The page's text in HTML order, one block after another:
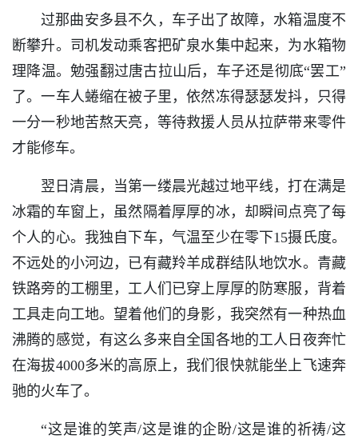
过那曲安多县不久，车子出了故障，水箱温度不
断攀升。司机发动乘客把矿泉水集中起来，为水箱物
理降温。勉强翻过唐古拉山后，车子还是彻底“罢工”
了。一车人蜷缩在被子里，依然冻得瑟瑟发抖，只得
一分一秒地苦熬天亮，等待救援人员从拉萨带来零件
才能修车。
翌日清晨，当第一缕晨光越过地平线，打在满是
冰霜的车窗上，虽然隔着厚厚的冰，却瞬间点亮了每
个人的心。我独自下车，气温至少在零下15摄氏度。
不远处的小河边，已有藏羚羊成群结队地饮水。青藏
铁路旁的工棚里，工人们已穿上厚厚的防寒服，背着
工具走向工地。望着他们的身影，我突然有一种热血
沸腾的感觉，有这么多来自全国各地的工人日夜奔忙
在海拔4000多米的高原上，我们很快就能坐上飞速奔
驰的火车了。
“这是谁的笑声/这是谁的企盼/这是谁的祈祷/这